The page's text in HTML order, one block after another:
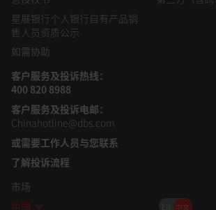
费者物价指数（CPI）年增率
黄金目前被视为风险资产。由于上述动态
产的地位减弱，近期表现较接近风险资产
势趋于一致。这种转变部分是由于战争导
景变化，但也是因为黄金交易近年来变得
黄金带来了令人瞩目的表现（例如，2023
2024年：上升26%，2025年：上升67%）
参与激增后常见的情况一样，随之而来的
加剧。尽管如此，这种转变不会是永久性
金应该会逐渐回归传统的价值储存角色。
果可能是亏损而非盈利。外汇交易有风险。
动可能会导致货币兑换损失。星展银行、其
并不就任何因使用或依赖本信息或其内容而
任何直接、间接或后果性的损失或损害承担
•星展银行、其关联公司或附属机构，其各
可能在本信息中所提及的产品中持有头寸或
本信息中提及的产品进行交易。星展银行、
构可能和产品的提供者有联盟或其他合同安
产品。如星展银行的任何关联公司是产品提
能会从投资者处收取费用。此外，受制于监
其关联公司或附属机构，其各自的董事及/
寻求为）该等服务提供者提供经纪、投资银
星展银行个人银行自有产品销
售人员资质公示
如需协助
客户服务及投诉热线：
400 820 8988
客户服务及投诉电邮：
Chinahotline@dbs.com
或需要工作人员与您联系
了解投诉流程
市场
中国
中文